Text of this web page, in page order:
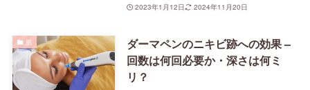
2023年1月12日 2024年11月20日
肌
ダーマペンのニキビ跡への効果 –
回数は何回必要か・深さは何ミ
リ？